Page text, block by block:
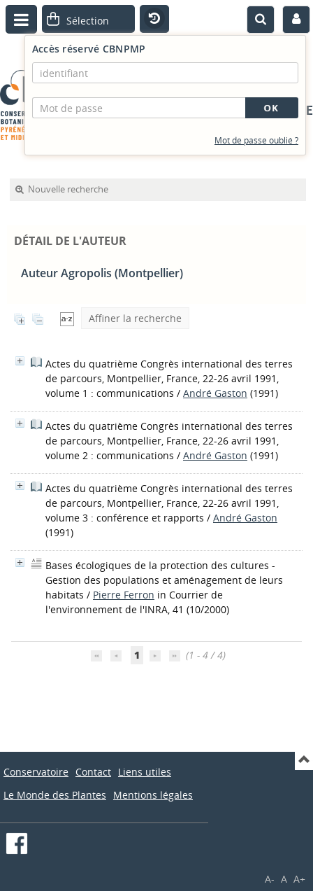
PORTAIL DOCUMENTAIRE
Accès réservé CBNPMP
Mot de passe oublié ?
Nouvelle recherche
DÉTAIL DE L'AUTEUR
Auteur Agropolis (Montpellier)
Affiner la recherche
Actes du quatrième Congrès international des terres
de parcours, Montpellier, France, 22-26 avril 1991,
volume 1 : communications / André Gaston (1991)
Actes du quatrième Congrès international des terres
de parcours, Montpellier, France, 22-26 avril 1991,
volume 2 : communications / André Gaston (1991)
Actes du quatrième Congrès international des terres
de parcours, Montpellier, France, 22-26 avril 1991,
volume 3 : conférence et rapports / André Gaston
(1991)
Bases écologiques de la protection des cultures -
Gestion des populations et aménagement de leurs
habitats / Pierre Ferron in Courrier de
l'environnement de l'INRA, 41 (10/2000)
1 (1 - 4 / 4)
Conservatoire Contact Liens utiles
Le Monde des Plantes
Mentions légales
A- A A+